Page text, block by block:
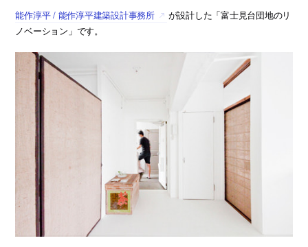
能作淳平 / 能作淳平建築設計事務所
が設計した「富士見台団地のリ
ノベーション」です。